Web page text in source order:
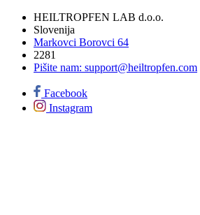
HEILTROPFEN LAB d.o.o.
Slovenija
Markovci Borovci 64
2281
Pišite nam: support@heiltropfen.com
Facebook
Instagram